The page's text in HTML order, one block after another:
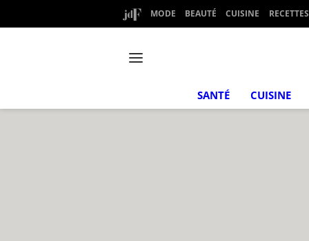
MODE BEAUTÉ CUISINE RECETTES
SANTÉ CUISINE